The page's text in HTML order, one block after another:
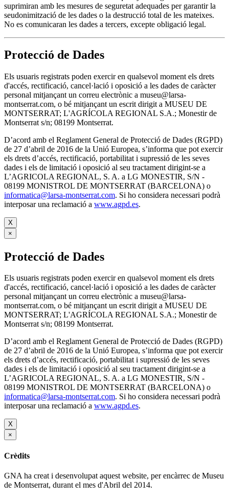
suprimiran amb les mesures de seguretat adequades per garantir la
seudonimització de les dades o la destrucció total de les mateixes.
No es comunicaran les dades a tercers, excepte obligació legal.
Protecció de Dades
Els usuaris registrats poden exercir en qualsevol moment els drets
d'accés, rectificació, cancel·lació i oposició a les dades de caràcter
personal mitjançant un correu electrònic a museu@larsa-
montserrat.com, o bé mitjançant un escrit dirigit a MUSEU DE
MONTSERRAT; L'AGRÍCOLA REGIONAL S.A.; Monestir de
Montserrat s/n; 08199 Montserrat.
D’acord amb el Reglament General de Protecció de Dades (RGPD)
de 27 d’abril de 2016 de la Unió Europea, s’informa que pot exercir
els drets d’accés, rectificació, portabilitat i supressió de les seves
dades i els de limitació i oposició al seu tractament dirigint-se a
L’AGRICOLA REGIONAL, S. A. a LG MONESTIR, S/N -
08199 MONISTROL DE MONTSERRAT (BARCELONA) o
informatica@larsa-montserrat.com. Si ho considera necessari podrà
interposar una reclamació a www.agpd.es.
X
×
Protecció de Dades
Els usuaris registrats poden exercir en qualsevol moment els drets
d'accés, rectificació, cancel·lació i oposició a les dades de caràcter
personal mitjançant un correu electrònic a museu@larsa-
montserrat.com, o bé mitjançant un escrit dirigit a MUSEU DE
MONTSERRAT; L'AGRÍCOLA REGIONAL S.A.; Monestir de
Montserrat s/n; 08199 Montserrat.
D’acord amb el Reglament General de Protecció de Dades (RGPD)
de 27 d’abril de 2016 de la Unió Europea, s’informa que pot exercir
els drets d’accés, rectificació, portabilitat i supressió de les seves
dades i els de limitació i oposició al seu tractament dirigint-se a
L’AGRICOLA REGIONAL, S. A. a LG MONESTIR, S/N -
08199 MONISTROL DE MONTSERRAT (BARCELONA) o
informatica@larsa-montserrat.com. Si ho considera necessari podrà
interposar una reclamació a www.agpd.es.
X
×
Crèdits
GNA ha creat i desenvolupat aquest website, per encàrrec de Museu
de Montserrat, durant el mes d'Abril del 2014.